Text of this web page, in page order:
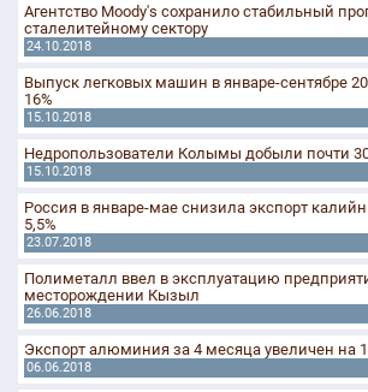
Агентство Moody's сохранило стабильный
сталелитейному сектору
24.10.2018
Выпуск легковых машин в январе-сентябре
16%
15.10.2018
Недропользователи Колымы добыли почти
15.10.2018
Россия в январе-мае снизила экспорт
5,5%
23.07.2018
Полиметалл ввел в эксплуатацию
месторождении Кызыл
26.06.2018
Экспорт алюминия за 4 месяца увеличен на
06.06.2018